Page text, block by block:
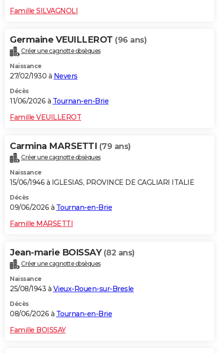
Famille SILVAGNOLI
Germaine VEUILLEROT (96 ans)
Créer une cagnotte obsèques
Naissance
27/02/1930 à Nevers
Décès
11/06/2026 à Tournan-en-Brie
Famille VEUILLEROT
Carmina MARSETTI (79 ans)
Créer une cagnotte obsèques
Naissance
15/06/1946 à IGLESIAS, PROVINCE DE CAGLIARI ITALIE
Décès
09/06/2026 à Tournan-en-Brie
Famille MARSETTI
Jean-marie BOISSAY (82 ans)
Créer une cagnotte obsèques
Naissance
25/08/1943 à Vieux-Rouen-sur-Bresle
Décès
08/06/2026 à Tournan-en-Brie
Famille BOISSAY